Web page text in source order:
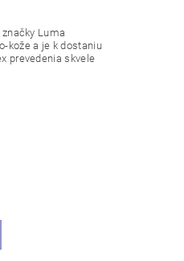
Luma
kože a je k dostaniu
prevedenia skvele